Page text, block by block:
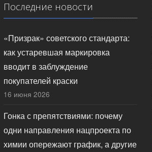
Последние новости
«Призрак» советского стандарта:
как устаревшая маркировка
вводит в заблуждение
покупателей краски
16 июня 2026
Гонка с препятствиями: почему
одни направления нацпроекта по
химии опережают график, а другие